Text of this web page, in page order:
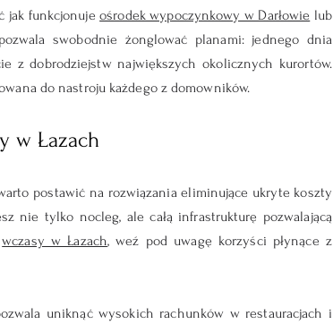
jak funkcjonuje ośrodek wypoczynkowy w Darłowie lub
swobodnie żonglować planami: jednego dnia
z dobrodziejstw największych okolicznych kurortów.
do nastroju każdego z domowników.
w Łazach
postawić na rozwiązania eliminujące ukryte koszty
nie tylko nocleg, ale całą infrastrukturę pozwalającą
wczasy w Łazach, weź pod uwagę korzyści płynące z
uniknąć wysokich rachunków w restauracjach i